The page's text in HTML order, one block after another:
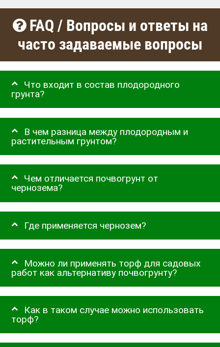
FAQ / Вопросы и ответы на
часто задаваемые вопросы
Что входит в состав плодородного
грунта?
В чем разница между плодородным и
растительным грунтом?
Чем отличается почвогрунт от
чернозема?
Где применяется чернозем?
Можно ли применять торф для садовых
работ как альтернативу почвогрунту?
Как в таком случае можно использовать
торф?